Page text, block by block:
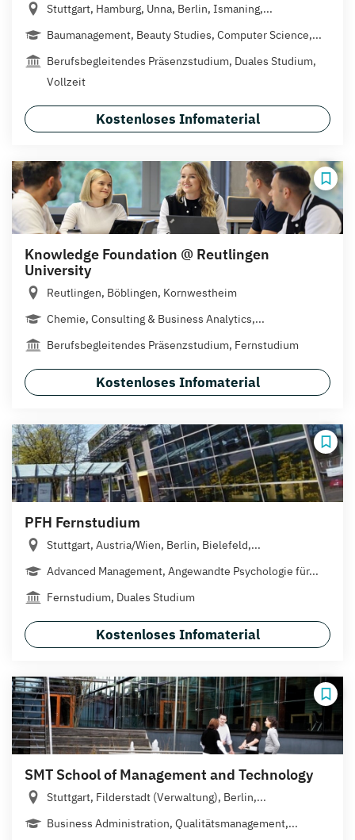
Stuttgart, Hamburg, Unna, Berlin, Ismaning,...
Baumanagement, Beauty Studies, Computer Science,...
Berufsbegleitendes Präsenzstudium, Duales Studium,
Vollzeit
Kostenloses Infomaterial
Knowledge Foundation @ Reutlingen
University
Reutlingen, Böblingen, Kornwestheim
Chemie, Consulting & Business Analytics,...
Berufsbegleitendes Präsenzstudium, Fernstudium
Kostenloses Infomaterial
PFH Fernstudium
Stuttgart, Austria/Wien, Berlin, Bielefeld,...
Advanced Management, Angewandte Psychologie für...
Fernstudium, Duales Studium
Kostenloses Infomaterial
SMT School of Management and Technology
Stuttgart, Filderstadt (Verwaltung), Berlin,...
Business Administration, Qualitätsmanagement,...